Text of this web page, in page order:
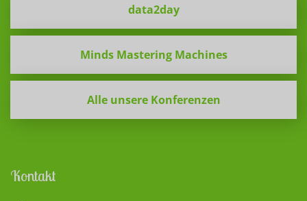
data2day
Minds Mastering Machines
Alle unsere Konferenzen
Kontakt